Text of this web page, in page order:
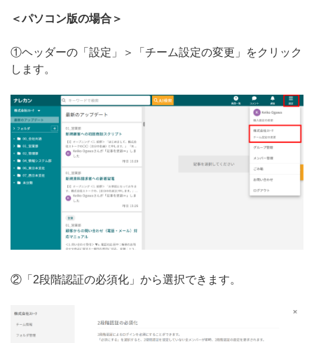
＜パソコン版の場合＞
①ヘッダーの「設定」＞「チーム設定の変更」をクリック
します。
②「2段階認証の必須化」から選択できます。